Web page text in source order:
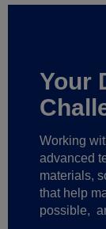
Your
Working
advanced
materials,
that help
possible,